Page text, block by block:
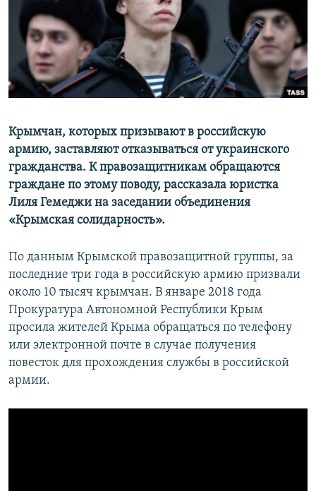
ПОБЕДИТЕЛЕЙ НЕ СУДЯТ?
КРЫМ.НЕПОКОРЕННЫЙ
ELIFBE
УКРАИНСКАЯ ПРОБЛЕМА КРЫМА
ПРИСОЕДИНЯЙТЕСЬ!
Крымчан, которых призывают в российскую
армию, заставляют отказываться от украинского
гражданства. К правозащитникам обращаются
граждане по этому поводу, рассказала юристка
Лиля Гемеджи на заседании объединения
«Крымская солидарность».
По данным Крымской правозащитной группы, за
последние три года в российскую армию призвали
около 10 тысяч крымчан. В январе 2018 года
Прокуратура Автономной Республики Крым
просила жителей Крыма обращаться по телефону
или электронной почте в случае получения
повесток для прохождения службы в российской
армии.